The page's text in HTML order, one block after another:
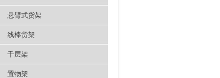
悬臂式货架
线棒货架
千层架
置物架